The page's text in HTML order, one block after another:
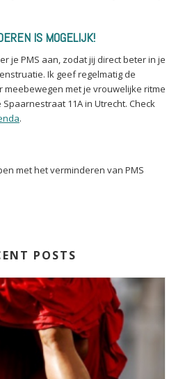
IS MOGELIJK!
je PMS aan, zodat jij direct beter in je
Ik geef regelmatig de
met je vrouwelijke ritme
11A in Utrecht. Check
.
met het verminderen van PMS
POSTS